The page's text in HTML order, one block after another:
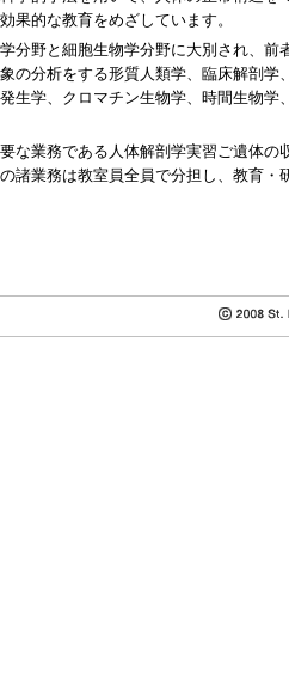
果的な教育をめざしています。
分野と細胞生物学分野に大別され、前
の分析をする形質人類学、臨床解剖学
生学、クロマチン生物学、時間生物学
な業務である人体解剖学実習ご遺体の
諸業務は教室員全員で分担し、教育・